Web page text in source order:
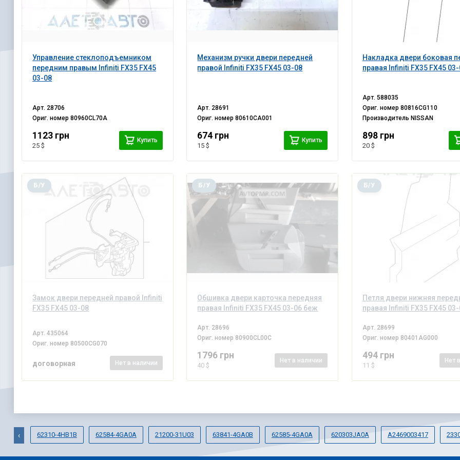
Управление стеклоподъемником
передним правым Infiniti FX35 FX45
03-08
Арт. 28706
Ориг. номер80960CL70A
1123 грн
25 $
Купить
Механизм ручки двери передней
правой Infiniti FX35 FX45 03-08
Арт. 28691
Ориг. номер80610CA001
674 грн
15 $
Купить
Накладка двери боковая
правая Infiniti FX35 FX45
Арт. 588035
Ориг. номер 80816CG110
Производитель NISSAN
898 грн
20 $
Замок двери передней правой Infiniti
FX35 FX45 03-08
Б/У
Арт.435064
Ориг. номер 80500CG070
договорная Нет в наличии
Обшивка двери карточка передняя
правая Infiniti FX35 FX45 03-06 беж
Б/У
Арт. 28696
Ориг. номер 80900CL00C
1796 грн
40 $
Нет в наличии
Петля двери нижняя
правая Infiniti FX35 FX45
Б/У
Арт. 28699
Ориг. номер 80401AG000
494 грн
11 $
Нет
62310-4HB1B 62584-4GA0A 21200-31U03 63841-4GA0B 62585-4GA0A 620303JA0A A2469003417
‹